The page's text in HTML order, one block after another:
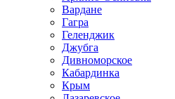
Вардане
Гагра
Геленджик
Джубга
Дивноморское
Кабардинка
Крым